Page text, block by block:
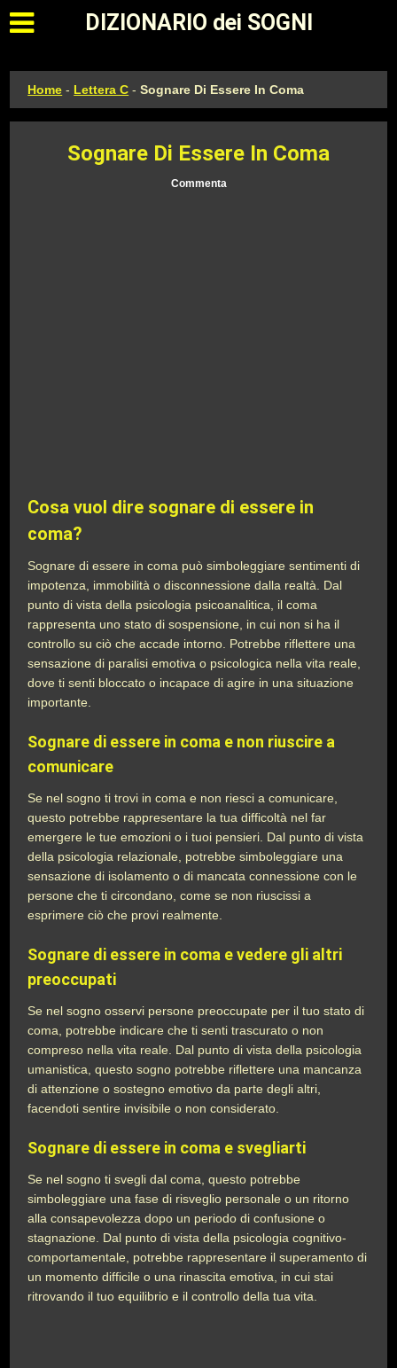
Apri il menu principale
DIZIONARIO dei SOGNI
Home - Lettera C -Sognare Di Essere In Coma
Sognare Di Essere In Coma
Commenta
Cosa vuol dire sognare di essere in
coma?
Sognare di essere in coma può simboleggiare sentimenti di
impotenza, immobilità o disconnessione dalla realtà. Dal
punto di vista della psicologia psicoanalitica, il coma
rappresenta uno stato di sospensione, in cui non si ha il
controllo su ciò che accade intorno. Potrebbe riflettere una
sensazione di paralisi emotiva o psicologica nella vita reale,
dove ti senti bloccato o incapace di agire in una situazione
importante.
Sognare di essere in coma e non riuscire a
comunicare
Se nel sogno ti trovi in coma e non riesci a comunicare,
questo potrebbe rappresentare la tua difficoltà nel far
emergere le tue emozioni o i tuoi pensieri. Dal punto di vista
della psicologia relazionale, potrebbe simboleggiare una
sensazione di isolamento o di mancata connessione con le
persone che ti circondano, come se non riuscissi a
esprimere ciò che provi realmente.
Sognare di essere in coma e vedere gli altri
preoccupati
Se nel sogno osservi persone preoccupate per il tuo stato di
coma, potrebbe indicare che ti senti trascurato o non
compreso nella vita reale. Dal punto di vista della psicologia
umanistica, questo sogno potrebbe riflettere una mancanza
di attenzione o sostegno emotivo da parte degli altri,
facendoti sentire invisibile o non considerato.
Sognare di essere in coma e svegliarti
Se nel sogno ti svegli dal coma, questo potrebbe
simboleggiare una fase di risveglio personale o un ritorno
alla consapevolezza dopo un periodo di confusione o
stagnazione. Dal punto di vista della psicologia cognitivo-
comportamentale, potrebbe rappresentare il superamento di
un momento difficile o una rinascita emotiva, in cui stai
ritrovando il tuo equilibrio e il controllo della tua vita.